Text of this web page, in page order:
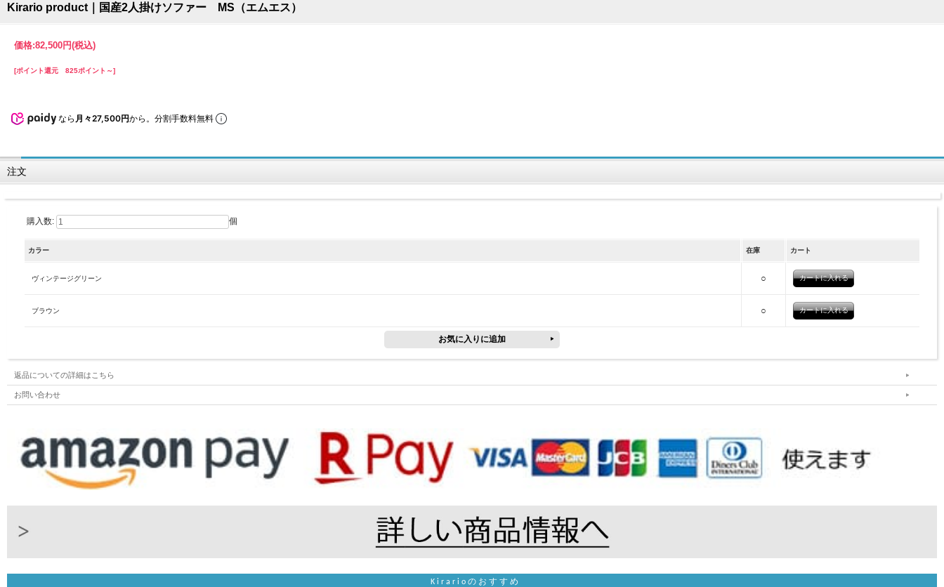
Kirario product｜国産2人掛けソファー MS（エムエス）
価格:82,500円(税込)
[ポイント還元 825ポイント～]
なら 月々27,500円から。分割手数料無料
注文
購入数: 個
カラー 在庫 カート
ヴィンテージグリーン ○
ブラウン ○
返品についての詳細はこちら
お問い合わせ
Kirarioのおすすめ